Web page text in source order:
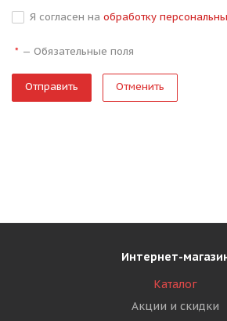
Я согласен на обработку
* — Обязательные поля
Отменить
Интернет-
Каталог
Акции и скидки